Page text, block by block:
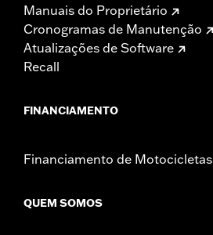
Manuais do Proprietário
Cronogramas de Manutenção
Atualizações de Software
Recall
FINANCIAMENTO
Financiamento de Motocicletas
QUEM SOMOS